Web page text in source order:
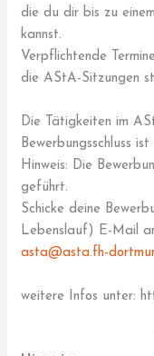
die du dir bis zu
kannst.
Verpflichtende
die AStA-Sitzungen
Die Tätigkeiten im
Bewerbungsschluss ist
Hinweis: Die
geführt.
Schicke deine
Lebenslauf) E-Mail
asta@asta.fh-
weitere Infos unter: